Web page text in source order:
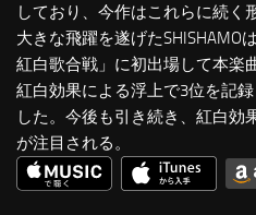
しており、今作はこれらに続く
大きな飛躍を遂げたSHISHAMO
紅白歌合戦」に初出場して本楽
紅白効果による浮上で3位を記
した。今後も引き続き、紅白効
が注目される。